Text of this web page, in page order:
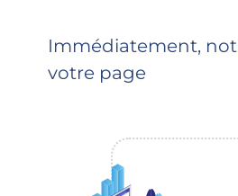
Immédiatement,
votre page